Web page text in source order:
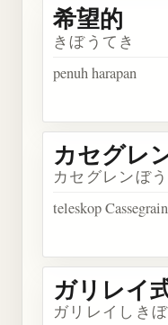
希望的
きぼうてき
penuh harapan
カセグレ
カセグレンぼ
teleskop Cassegrain
ガリレイ
ガリレイしき